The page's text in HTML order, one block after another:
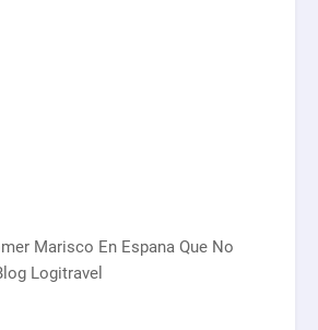
Marisco En Espana Que No
Logitravel